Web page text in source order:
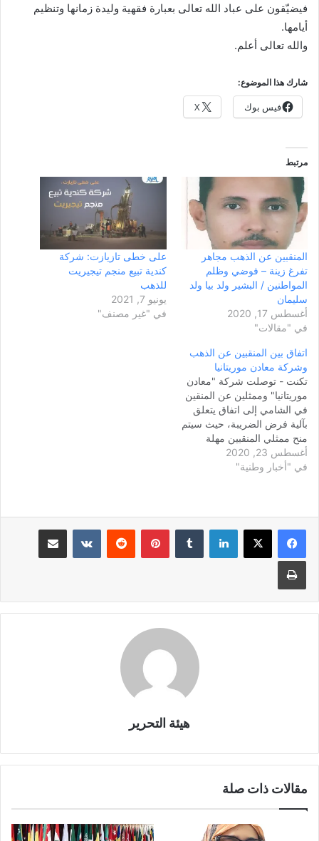
فيضيّقون على عباد الله تعالى بعبارة فقهية وليدة زمانها وتنظيم
أيامها.
والله تعالى أعلم.
شارك هذا الموضوع:
فيس بوك X
مرتبط
المنقبين عن الذهب مجاهر
تفرغ زينة – فوضي وظلم
المواطنين / البشير ولد بيا ولد
سليمان
أغسطس 17, 2020
في "مقالات"
على خطى تازيازت: شركة
كندية تبيع منجم تيجيريت
للذهب
يونيو 7, 2021
في "غير مصنف"
اتفاق بين المنقبين عن الذهب
وشركة معادن موريتانيا
تكنت - توصلت شركة "معادن
موريتانيا" وممثلين عن المنقين
في الشامي إلى اتفاق يتعلق
بآلية فرض الضريبة، حيث سيتم
منح ممثلي المنقبين مهلة
شهرين لتحديد خيارهم حول ما
إذا كانت هذه الضريبة سيتم
أغسطس 23, 2020
في "أخبار وطنية"
لينكدإن بينتيريست مشاركة عبر البريد
طباعة
هيئة التحرير
مقالات ذات صلة